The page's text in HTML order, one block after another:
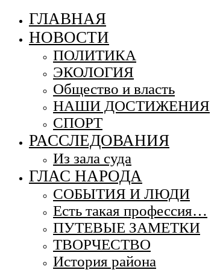
ГЛАВНАЯ
НОВОСТИ
ПОЛИТИКА
ЭКОЛОГИЯ
Общество и власть
НАШИ ДОСТИЖЕНИЯ
СПОРТ
РАССЛЕДОВАНИЯ
Из зала суда
ГЛАС НАРОДА
СОБЫТИЯ И ЛЮДИ
Есть такая профессия…
ПУТЕВЫЕ ЗАМЕТКИ
ТВОРЧЕСТВО
История района